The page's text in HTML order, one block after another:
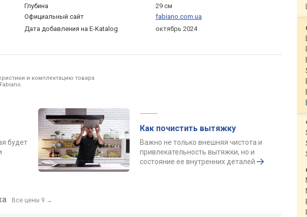
Глубина
29 см
Официальный сайт
fabiano.com.ua
Дата добавления на E-Katalog
октябрь 2024
и комплектацию товара
будет
Как почистить вытяжку
Важно не только внешняя чистота и
привлекательность вытяжки, но и
состояние ее внутренних деталей
Все цены 9 →